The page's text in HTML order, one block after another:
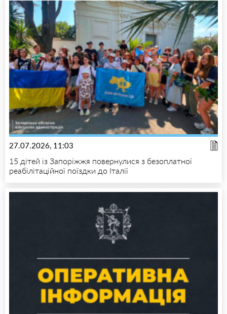
27.07.2026, 11:03
15 дітей із Запоріжжя повернулися з безоплатної
реабілітаційної поїздки до Італії